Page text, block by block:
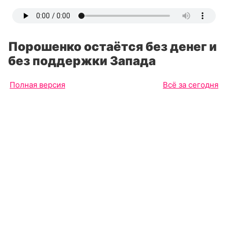
Порошенко остаётся без денег и
без поддержки Запада
Полная версия Всё за сегодня